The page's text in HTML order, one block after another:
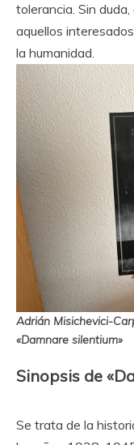
tolerancia. Sin
aquellos
la humanidad.
Adrián Misichevici-
«Damnare silentium»
Sinopsis de
Se trata de la